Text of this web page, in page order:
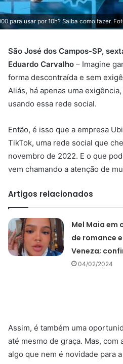
para usar por 10h? Saiba como fazer.
São José dos Campos-SP,
Eduardo Carvalho – Imagine
forma descontraída e sem
Aliás, há apenas uma
usando essa rede social.
Então, é isso que a empresa
TikTok, uma rede social que
novembro de 2022. E o que
vem chamando a atenção de
Artigos relacionados
Mel Maia em
de romance
Veneza;
04/02/2024
Assim, é também uma
até mesmo de graça. Mas,
algo que nem é novidade para